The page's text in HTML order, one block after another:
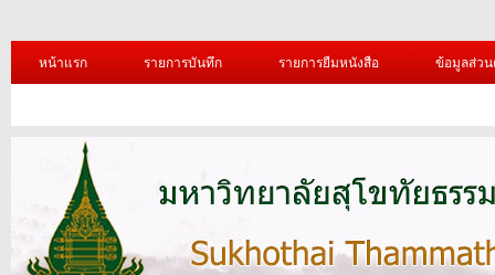
หน้าแรก รายการบันทึก รายการยืมหนังสือ ข้อมูลส่ว